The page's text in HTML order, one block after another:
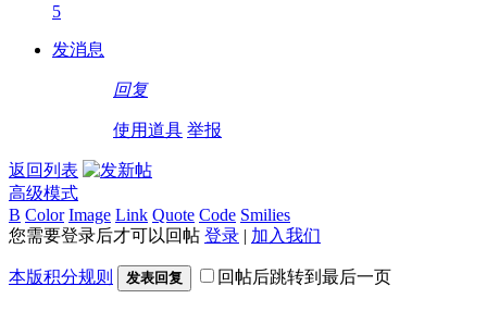
5
发消息
回复
使用道具 举报
返回列表
高级模式
B Color Image Link Quote Code Smilies
您需要登录后才可以回帖 登录 | 加入我们
本版积分规则 发表回复 回帖后跳转到最后一页